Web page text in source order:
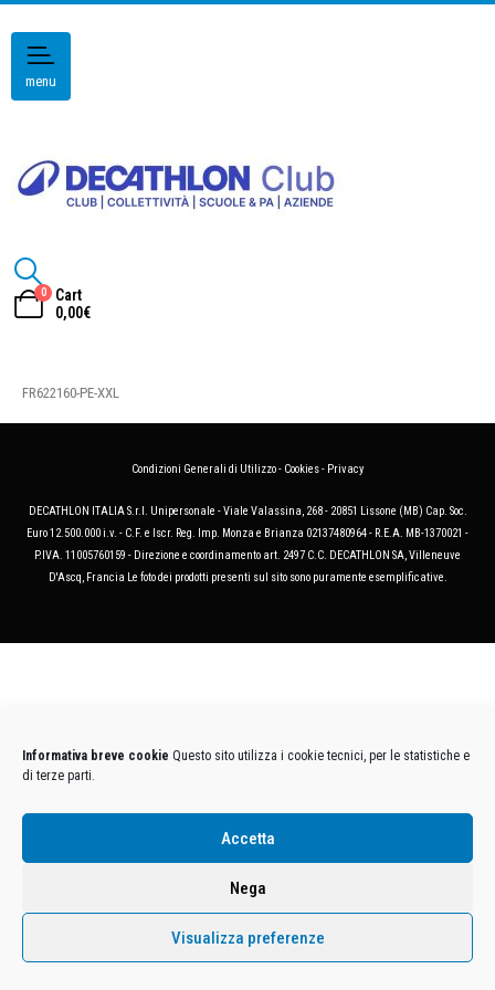
Informativa breve cookie Questo sito utilizza i cookie tecnici, per le statistiche e
di terze parti.
Accetta
Nega
Visualizza preferenze
menu
0
Cart
0,00€
FR622160-PE-XXL
Condizioni Generali di Utilizzo- Cookies- Privacy
DECATHLON ITALIA S.r.l. Unipersonale - Viale Valassina, 268 - 20851 Lissone (MB) Cap. Soc.
Euro 12.500.000 i.v. - C.F. e Iscr. Reg. Imp. Monza e Brianza 02137480964 - R.E.A. MB-1370021 -
P.IVA. 11005760159 - Direzione e coordinamento art. 2497 C.C. DECATHLON SA, Villeneuve
D'Ascq, Francia Le foto dei prodotti presenti sul sito sono puramente esemplificative.